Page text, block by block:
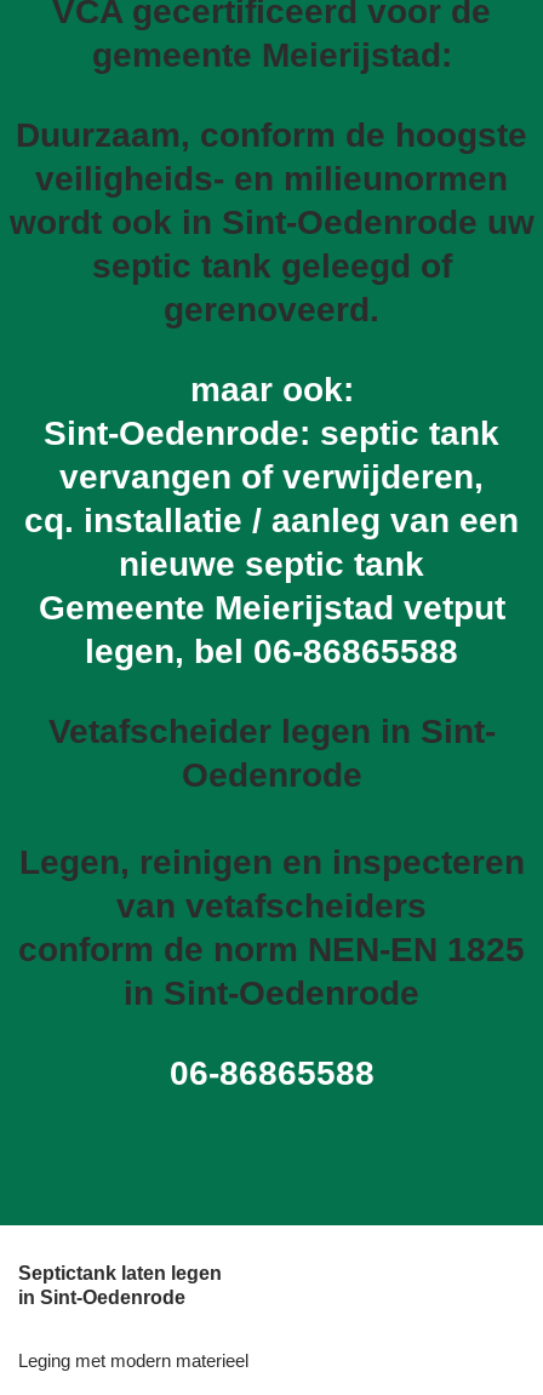
VCA gecertificeerd voor de
gemeente Meierijstad:
Duurzaam, conform de hoogste
veiligheids- en milieunormen
wordt ook in Sint-Oedenrode uw
septic tank geleegd of
gerenoveerd.
maar ook:
Sint-Oedenrode: septic tank
vervangen of verwijderen,
cq. installatie / aanleg van een
nieuwe septic tank
Gemeente Meierijstad vetput
legen, bel 06-86865588
Vetafscheider legen in Sint-
Oedenrode
Legen, reinigen en inspecteren
van vetafscheiders
conform de norm NEN-EN 1825
in Sint-Oedenrode
06-86865588
Septictank laten legen
in Sint-Oedenrode
Leging met modern materieel